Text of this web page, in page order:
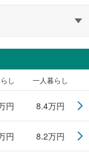
し 一人暮らし
円 8.4万円
円 8.2万円